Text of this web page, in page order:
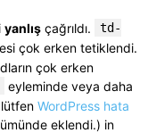
yanlış çağrıldı.
td-
çok erken tetiklendi.
çok erken
eyleminde veya daha
lütfen WordPress hata
eklendi.) in